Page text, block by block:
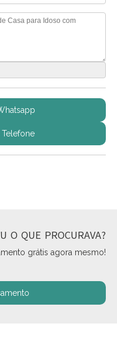
O QUE PROCURAVA?
grátis agora mesmo!